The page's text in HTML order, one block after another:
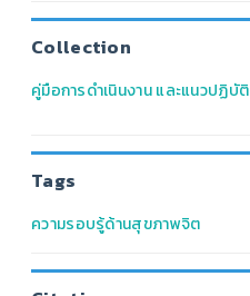
Collection
คู่มือการดำเนินงาน และแนวปฏิบัติ
Tags
ความรอบรู้ด้านสุขภาพจิต